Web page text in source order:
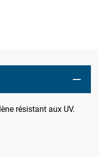
résistant aux UV.